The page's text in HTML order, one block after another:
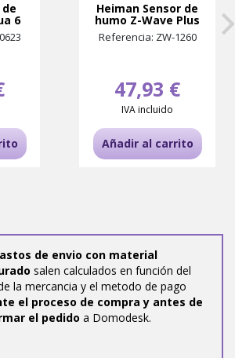
6
Heiman Sensor de
humo Z-Wave Plus
Referencia: ZW-1260
47,93 €
IVA incluido
Añadir al carrito
de envio con material
salen calculados en función del
la mercancia y el metodo de pago
el proceso de compra y antes de
el pedido a Domodesk.